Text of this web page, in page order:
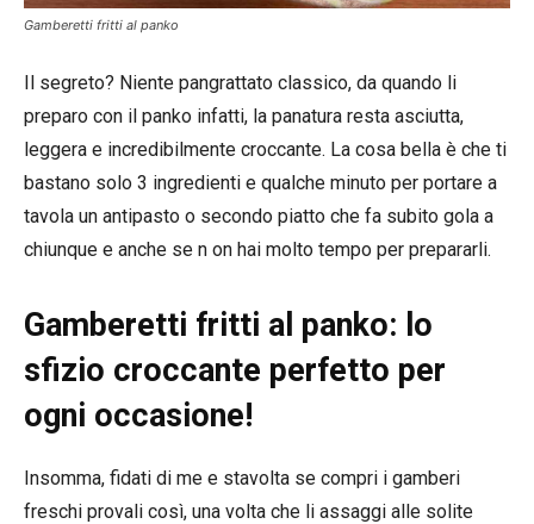
Gamberetti fritti al panko
Il segreto? Niente pangrattato classico, da quando li
preparo con il panko infatti, la panatura resta asciutta,
leggera e incredibilmente croccante. La cosa bella è che ti
bastano solo 3 ingredienti e qualche minuto per portare a
tavola un antipasto o secondo piatto che fa subito gola a
chiunque e anche se n on hai molto tempo per prepararli.
Gamberetti fritti al panko: lo
sfizio croccante perfetto per
ogni occasione!
Insomma, fidati di me e stavolta se compri i gamberi
freschi provali così, una volta che li assaggi alle solite